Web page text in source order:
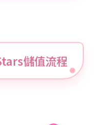
儲值流程